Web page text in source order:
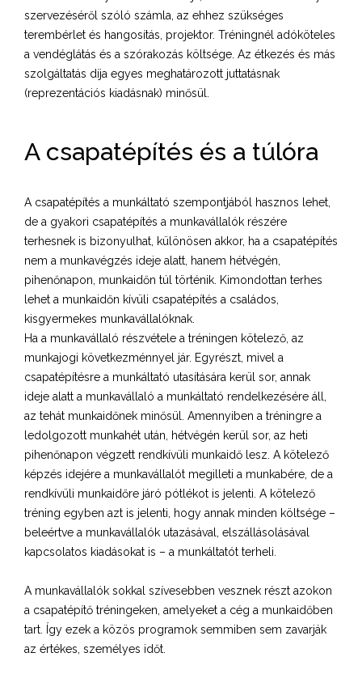
szervezéséről szóló számla, az ehhez szükséges
terembérlet és hangosítás, projektor. Tréningnél adóköteles
a vendéglátás és a szórakozás költsége. Az étkezés és más
szolgáltatás díja egyes meghatározott juttatásnak
(reprezentációs kiadásnak) minősül.
A csapatépítés és a túlóra
A csapatépítés a munkáltató szempontjából hasznos lehet,
de a gyakori csapatépítés a munkavállalók részére
terhesnek is bizonyulhat, különösen akkor, ha a csapatépítés
nem a munkavégzés ideje alatt, hanem hétvégén,
pihenőnapon, munkaidőn túl történik. Kimondottan terhes
lehet a munkaidőn kívüli csapatépítés a családos,
kisgyermekes munkavállalóknak.
Ha a munkavállaló részvétele a tréningen kötelező, az
munkajogi következménnyel jár. Egyrészt, mivel a
csapatépítésre a munkáltató utasítására kerül sor, annak
ideje alatt a munkavállaló a munkáltató rendelkezésére áll,
az tehát munkaidőnek minősül. Amennyiben a tréningre a
ledolgozott munkahét után, hétvégén kerül sor, az heti
pihenőnapon végzett rendkívüli munkaidő lesz. A kötelező
képzés idejére a munkavállalót megilleti a munkabére, de a
rendkívüli munkaidőre járó pótlékot is jelenti. A kötelező
tréning egyben azt is jelenti, hogy annak minden költsége –
beleértve a munkavállalók utazásával, elszállásolásával
kapcsolatos kiadásokat is – a munkáltatót terheli.
A munkavállalók sokkal szívesebben vesznek részt azokon
a csapatépítő tréningeken, amelyeket a cég a munkaidőben
tart. Így ezek a közös programok semmiben sem zavarják
az értékes, személyes időt.